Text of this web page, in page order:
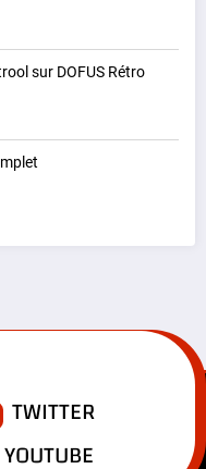
sur DOFUS Rétro
TWITTER
YOUTUBE